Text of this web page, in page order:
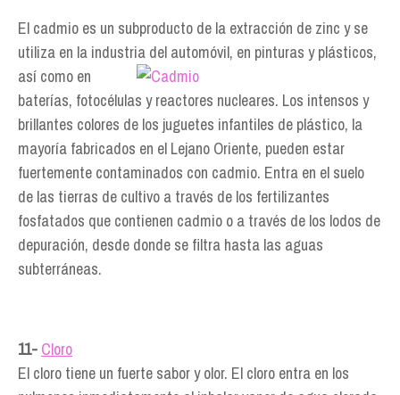
El cadmio es un subproducto de la extracción de zinc y se
utiliza en la industria del automóvil, en pinturas y plásticos,
así como en
baterías, fotocélulas y reactores nucleares. Los intensos y
brillantes colores de los juguetes infantiles de plástico, la
mayoría fabricados en el Lejano Oriente, pueden estar
fuertemente contaminados con cadmio. Entra en el suelo
de las tierras de cultivo a través de los fertilizantes
fosfatados que contienen cadmio o a través de los lodos de
depuración, desde donde se filtra hasta las aguas
subterráneas.
11- Cloro
El cloro tiene un fuerte sabor y olor. El cloro entra en los